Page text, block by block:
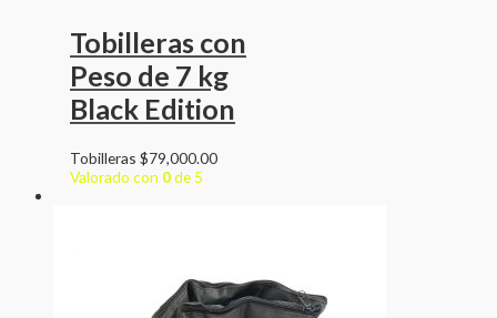
Tobilleras con
Peso de 7 kg
Black Edition
Tobilleras $79,000.00
Valorado con 0de 5